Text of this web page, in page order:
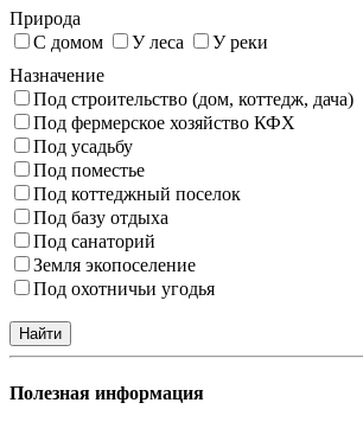
Природа
С домом
У леса
У реки
Назначение
Под строительство (дом, коттедж, дача)
Под фермерское хозяйство КФХ
Под усадьбу
Под поместье
Под коттеджный поселок
Под базу отдыха
Под санаторий
Земля экопоселение
Под охотничьи угодья
Полезная информация